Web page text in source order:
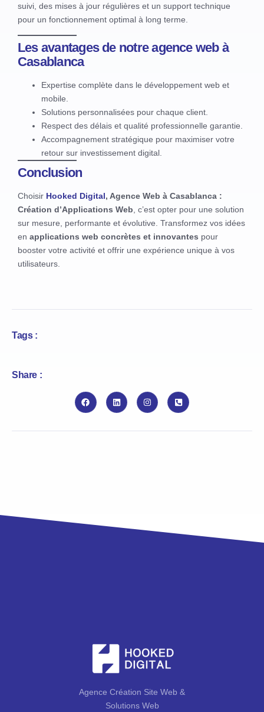
suivi, des mises à jour régulières et un support technique
pour un fonctionnement optimal à long terme.
Les avantages de notre agence web à
Casablanca
Expertise complète dans le développement web et
mobile.
Solutions personnalisées pour chaque client.
Respect des délais et qualité professionnelle garantie.
Accompagnement stratégique pour maximiser votre
retour sur investissement digital.
Conclusion
Choisir Hooked Digital, Agence Web à Casablanca :
Création d’Applications Web, c’est opter pour une solution
sur mesure, performante et évolutive. Transformez vos idées
en applications web concrètes et innovantes pour
booster votre activité et offrir une expérience unique à vos
utilisateurs.
Tags :
Share :
Agence Création Site Web &
Solutions Web